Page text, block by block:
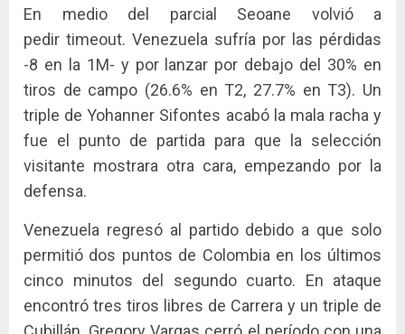
En medio del parcial Seoane volvió a
pedir timeout. Venezuela sufría por las pérdidas
-8 en la 1M- y por lanzar por debajo del 30% en
tiros de campo (26.6% en T2, 27.7% en T3). Un
triple de Yohanner Sifontes acabó la mala racha y
fue el punto de partida para que la selección
visitante mostrara otra cara, empezando por la
defensa.
Venezuela regresó al partido debido a que solo
permitió dos puntos de Colombia en los últimos
cinco minutos del segundo cuarto. En ataque
encontró tres tiros libres de Carrera y un triple de